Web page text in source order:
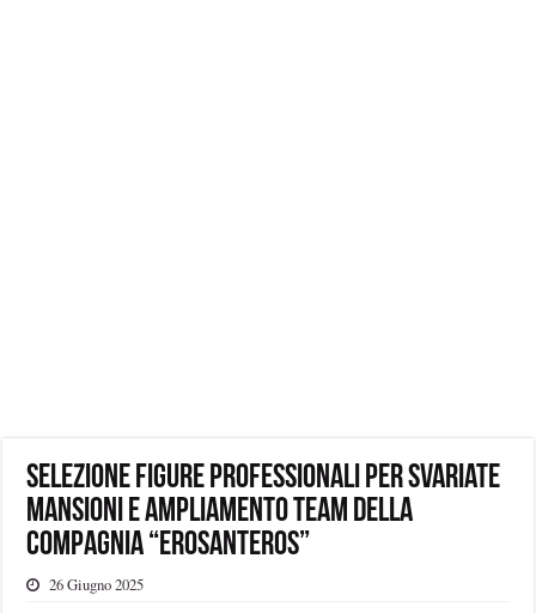
Selezione figure professionali per svariate
mansioni e ampliamento team della
Compagnia “ErosAntEros”
26 Giugno 2025